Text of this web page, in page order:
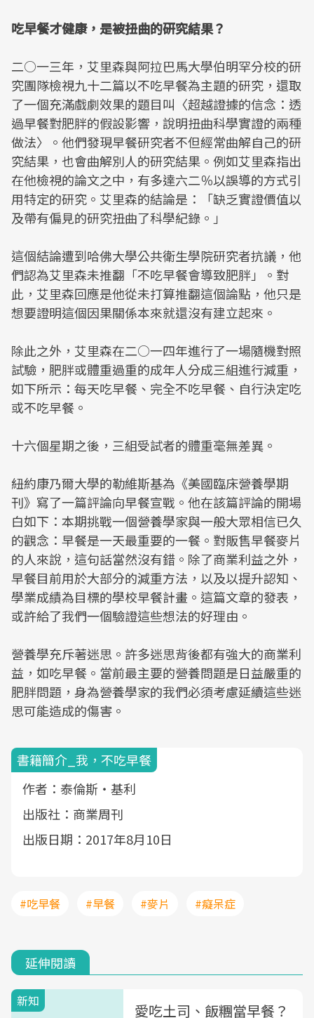
吃早餐才健康，是被扭曲的研究結果？
二○一三年，艾里森與阿拉巴馬大學伯明罕分校的研
究團隊檢視九十二篇以不吃早餐為主題的研究，還取
了一個充滿戲劇效果的題目叫〈超越證據的信念：透
過早餐對肥胖的假設影響，說明扭曲科學實證的兩種
做法〉。他們發現早餐研究者不但經常曲解自己的研
究結果，也會曲解別人的研究結果。例如艾里森指出
在他檢視的論文之中，有多達六二％以誤導的方式引
用特定的研究。艾里森的結論是：「缺乏實證價值以
及帶有偏見的研究扭曲了科學紀錄。」
這個結論遭到哈佛大學公共衛生學院研究者抗議，他
們認為艾里森未推翻「不吃早餐會導致肥胖」。對
此，艾里森回應是他從未打算推翻這個論點，他只是
想要證明這個因果關係本來就還沒有建立起來。
除此之外，艾里森在二○一四年進行了一場隨機對照
試驗，肥胖或體重過重的成年人分成三組進行減重，
如下所示：每天吃早餐、完全不吃早餐、自行決定吃
或不吃早餐。
十六個星期之後，三組受試者的體重毫無差異。
紐約康乃爾大學的勒維斯基為《美國臨床營養學期
刊》寫了一篇評論向早餐宣戰。他在該篇評論的開場
白如下：本期挑戰一個營養學家與一般大眾相信已久
的觀念：早餐是一天最重要的一餐。對販售早餐麥片
的人來說，這句話當然沒有錯。除了商業利益之外，
早餐目前用於大部分的減重方法，以及以提升認知、
學業成績為目標的學校早餐計畫。這篇文章的發表，
或許給了我們一個驗證這些想法的好理由。
營養學充斥著迷思。許多迷思背後都有強大的商業利
益，如吃早餐。當前最主要的營養問題是日益嚴重的
肥胖問題，身為營養學家的我們必須考慮延續這些迷
思可能造成的傷害。
書籍簡介_我，不吃早餐
作者：泰倫斯‧基利
出版社：商業周刊
出版日期：2017年8月10日
#吃早餐 #早餐 #麥片 #癡呆症
延伸閱讀
新知
愛吃土司、飯糰當早餐？